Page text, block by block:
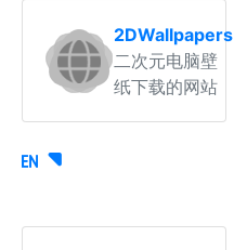
2DWallpapers
二次元电脑壁
纸下载的网站